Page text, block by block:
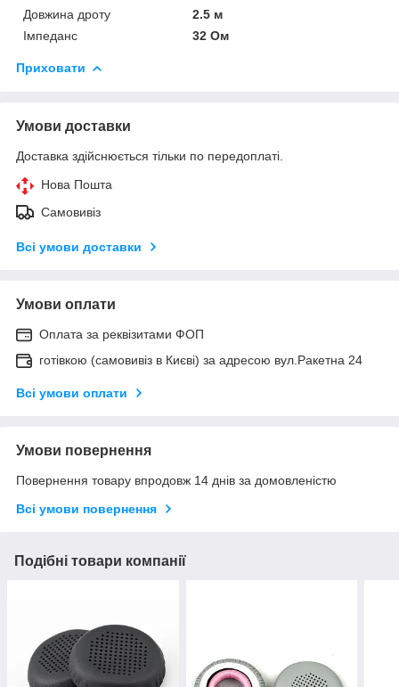
Довжина дроту
2.5 м
Імпеданс
32 Ом
Приховати
Умови доставки
Доставка здійснюється тільки по передоплаті.
Нова Пошта
Самовивіз
Всі умови доставки
Умови оплати
Оплата за реквізитами ФОП
готівкою (самовивіз в Києві) за адресою вул.Ракетна 24
Всі умови оплати
Умови повернення
Повернення товару впродовж 14 днів за домовленістю
Всі умови повернення
Подібні товари компанії